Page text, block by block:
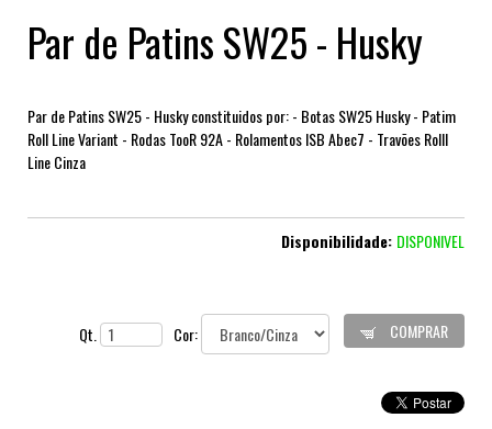
Par de Patins SW25 - Husky
Par de Patins SW25 - Husky constituidos por: - Botas SW25 Husky - Patim
Roll Line Variant - Rodas TooR 92A - Rolamentos ISB Abec7 - Travões Rolll
Line Cinza
Disponibilidade: DISPONIVEL
Qt. Cor: COMPRAR